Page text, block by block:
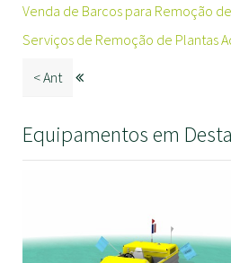
Venda de Barcos para Remoção
Serviços de Remoção de Plantas
< Ant
Equipamentos em